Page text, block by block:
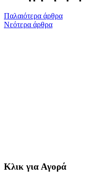
Παλαιότερα άρθρα
Νεότερα άρθρα
Κλικ για Αγορά